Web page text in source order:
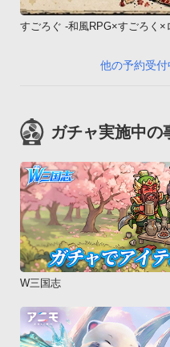
すごろぐ -和風RPG×すごろく×
他の予約受
ガチャ実施中の
W三国志